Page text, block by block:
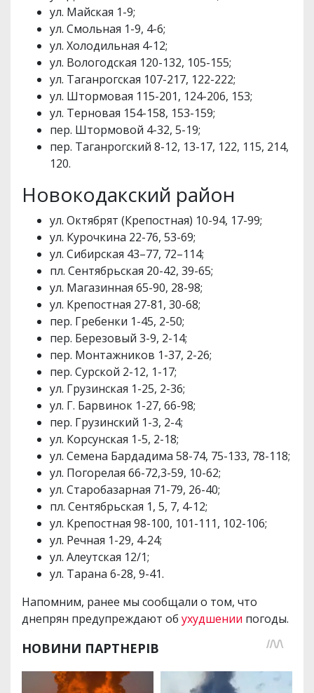
ул. Майская 1-9;
ул. Смольная 1-9, 4-6;
ул. Холодильная 4-12;
ул. Вологодская 120-132, 105-155;
ул. Таганрогская 107-217, 122-222;
ул. Штормовая 115-201, 124-206, 153;
ул. Терновая 154-158, 153-159;
пер. Штормовой 4-32, 5-19;
пер. Таганрогский 8-12, 13-17, 122, 115, 214,
120.
Новокодакский район
ул. Октябрят (Крепостная) 10-94, 17-99;
ул. Курочкина 22-76, 53-69;
ул. Сибирская 43–77, 72–114;
пл. Сентябрьская 20-42, 39-65;
ул. Магазинная 65-90, 28-98;
ул. Крепостная 27-81, 30-68;
пер. Гребенки 1-45, 2-50;
пер. Березовый 3-9, 2-14;
пер. Монтажников 1-37, 2-26;
пер. Сурской 2-12, 1-17;
ул. Грузинская 1-25, 2-36;
ул. Г. Барвинок 1-27, 66-98;
пер. Грузинский 1-3, 2-4;
ул. Корсунская 1-5, 2-18;
ул. Семена Бардадима 58-74, 75-133, 78-118;
ул. Погорелая 66-72,3-59, 10-62;
ул. Старобазарная 71-79, 26-40;
пл. Сентябрьская 1, 5, 7, 4-12;
ул. Крепостная 98-100, 101-111, 102-106;
ул. Речная 1-29, 4-24;
ул. Алеутская 12/1;
ул. Тарана 6-28, 9-41.
Напомним, ранее мы сообщали о том, что
днепрян предупреждают об ухудшении погоды.